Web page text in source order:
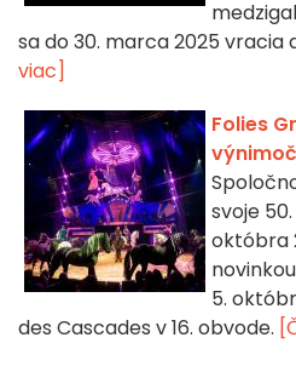
sa do 30. marca 2025 vracia
viac]
Folies
svoje
októbra
5.
des Cascades v 16. obvode.